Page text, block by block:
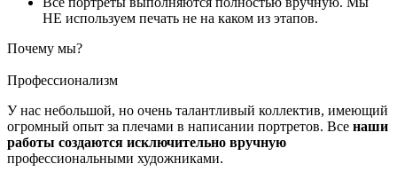
НЕ используем печать не на каком из этапов.
Почему мы?
Профессионализм
У нас небольшой, но очень талантливый коллектив, имеющий
огромный опыт за плечами в написании портретов. Все наши
работы создаются исключительно вручную
профессиональными художниками.